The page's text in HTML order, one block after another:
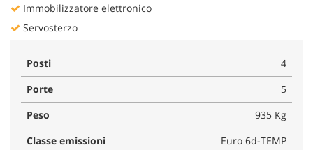
Immobilizzatore elettronico
Servosterzo
Posti
4
Porte
5
Peso
935 Kg
Classe emissioni
Euro 6d-TEMP